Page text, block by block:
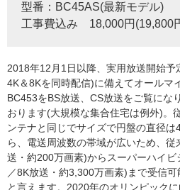
型番：BC45AS(最新モデル)
工事費込み 18,000円(19,800
2018年12月1日以降、実用放送開始予
4K＆8Kを同時配信)に備えてオールマ
BC453をBS放送、CS放送をご覧にな
おります(大規模な集合住宅は例外)。
ンテナと同じでサイズで円盤の直径
ら、電送周波数の帯域が広いため、
送・約200万画素)からスーパーハイ
／8K放送・約3,300万画素)まで受信可
と言えます。2020年のオリンピック